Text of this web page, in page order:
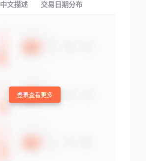
中文描述 交易日期分布
登录查看更多